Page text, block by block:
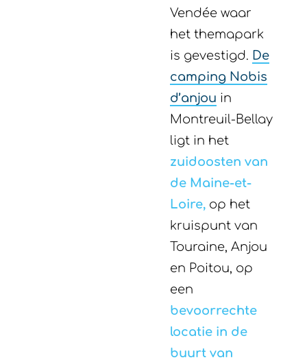
Vendée waar
het themapark
is gevestigd. De
camping Nobis
d’anjou in
Montreuil-Bellay
ligt in het
zuidoosten van
de Maine-et-
Loire, op het
kruispunt van
Touraine, Anjou
en Poitou, op
een
bevoorrechte
locatie in de
buurt van